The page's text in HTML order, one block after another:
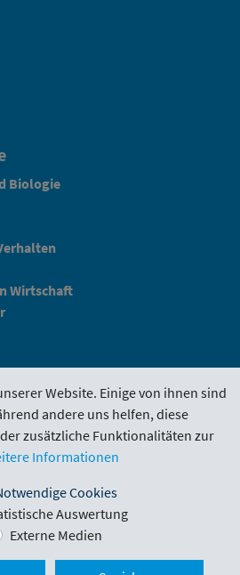
Biologie
Wirtschaft
Portal Evaluierungen
Website. Einige von ihnen sind
andere uns helfen, diese
zusätzliche Funktionalitäten zur
Informationen
Cookies
Auswertung
Externe Medien